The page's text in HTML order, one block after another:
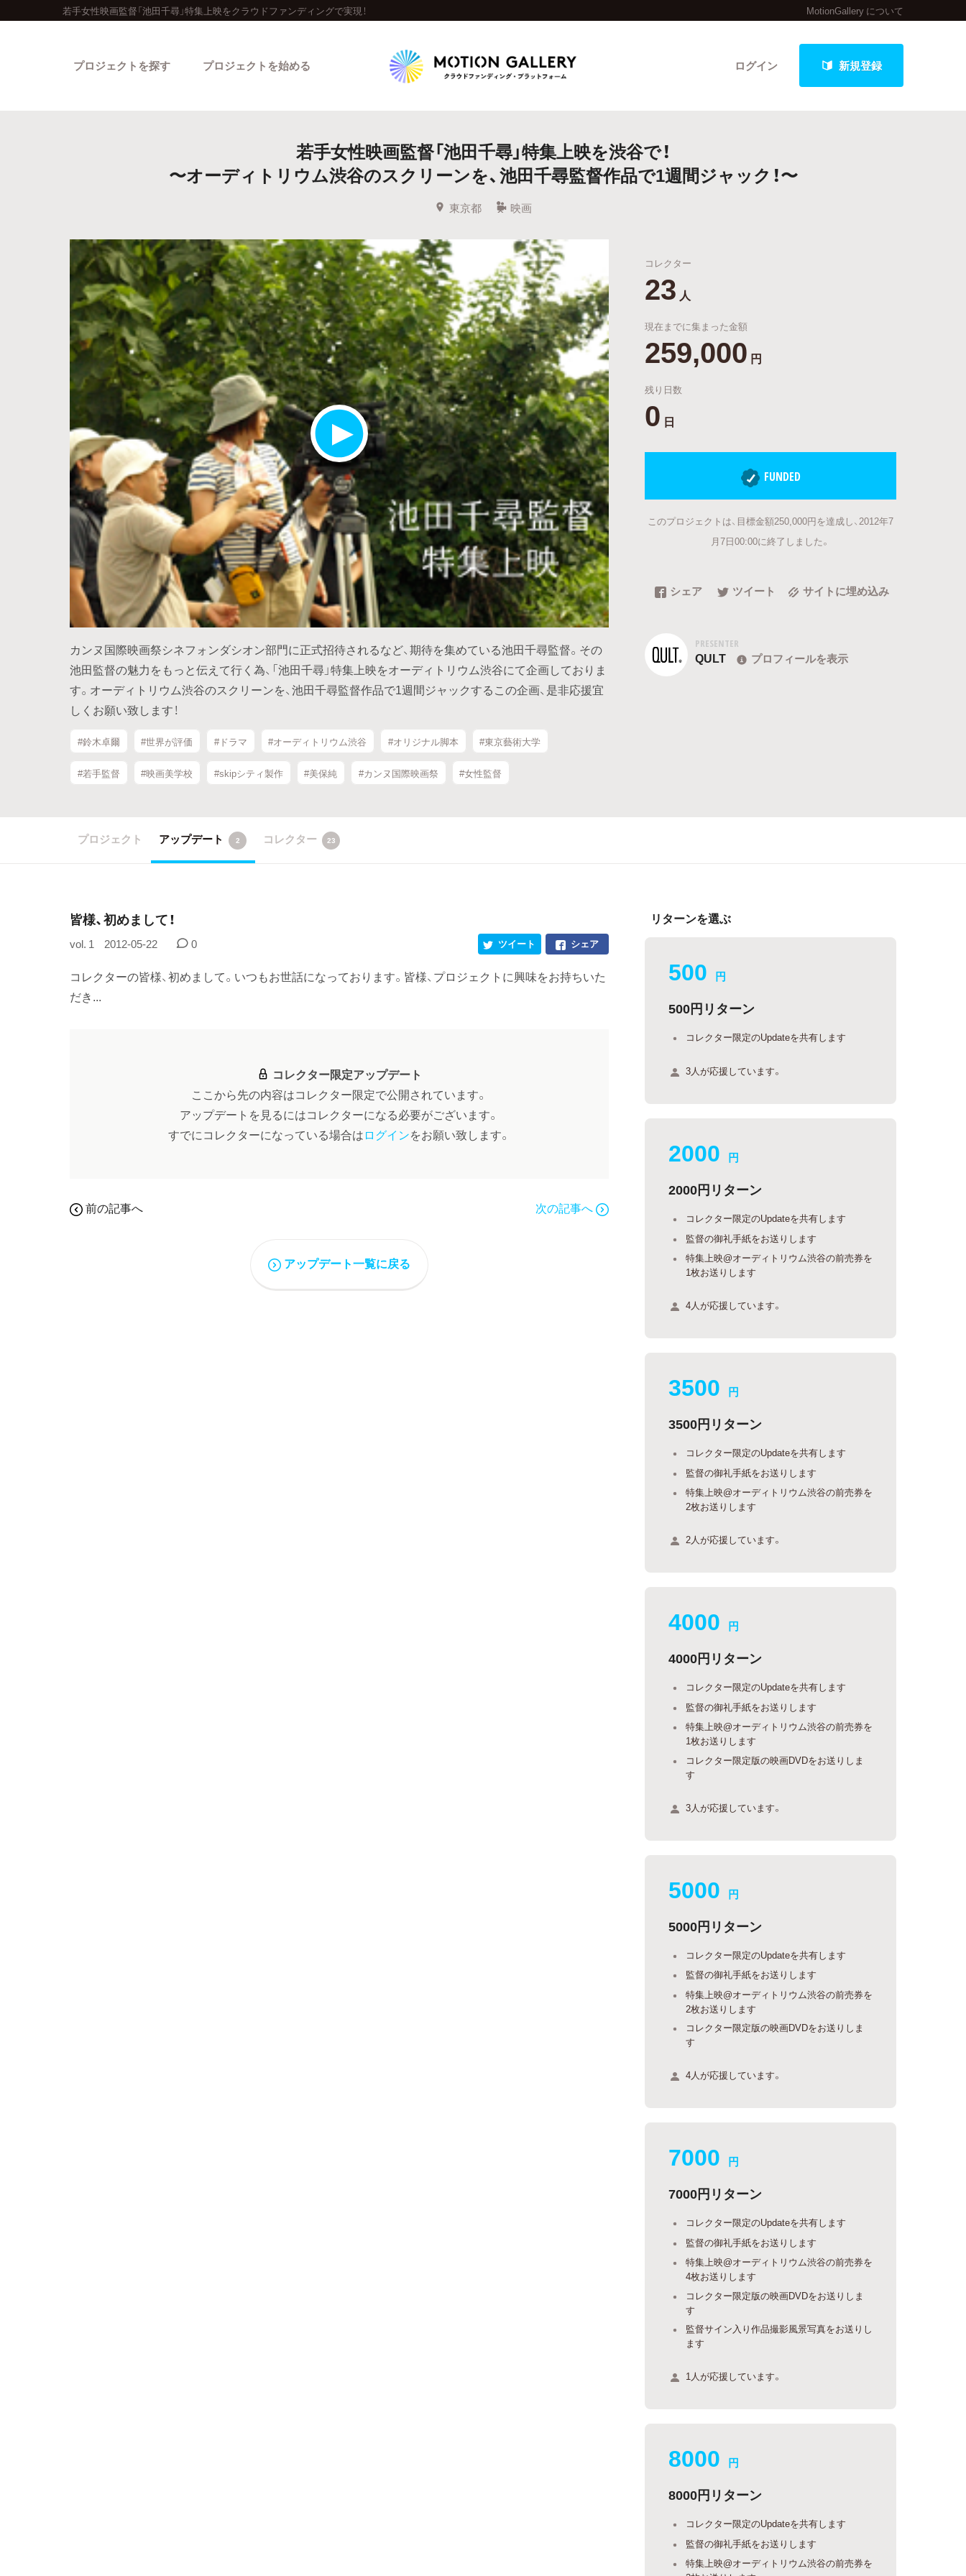
若手女性映画監督「池田千尋」特集上映をクラウドファンディングで実現！ MotionGallery について
ログイン 新規登録
プロジェクトを探す
人気のプロジェクト 新着プロジェクト 終了間近のプロジェクト
Feature
カテゴリーから探す タグから探す キュレーターから探す
Legendary
最新達成プロジェクト 調達額が大きいプロジェクト
プロジェクトを始める
若手女性映画監督「池田千尋」特集上映を渋谷で！
〜オーディトリウム渋谷のスクリーンを、池田千尋監督作品で1週間ジャック！〜
東京都 映画
カンヌ国際映画祭シネフォンダシオン部門に正式招待されるなど、期待を集めている池田千尋監督。その
池田監督の魅力をもっと伝えて行く為、「池田千尋」特集上映をオーディトリウム渋谷にて企画しておりま
す。オーディトリウム渋谷のスクリーンを、池田千尋監督作品で1週間ジャックするこの企画、是非応援宜
しくお願い致します！
#鈴木卓爾 #世界が評価 #ドラマ #オーディトリウム渋谷 #オリジナル脚本 #東京藝術大学
#若手監督 #映画美学校 #skipシティ製作 #美保純 #カンヌ国際映画祭 #女性監督
コレクター
23 人
現在までに集まった金額
259,000 円
残り日数
0 日
FUNDED
このプロジェクトは、目標金額250,000円を達成し、2012年7
月7日00:00に終了しました。
シェア ツイート サイトに埋め込み
PRESENTER
QULT プロフィールを表示
プロジェクト アップデート 2 コレクター 23
皆様、初めまして！
vol. 1 2012-05-22 0 シェア
ツイート
コレクターの皆様、初めまして。いつもお世話になっております。皆様、プロジェクトに興味をお持ちいた
だき...
コレクター限定アップデート
ここから先の内容はコレクター限定で公開されています。
アップデートを見るにはコレクターになる必要がございます。
すでにコレクターになっている場合はログインをお願い致します。
前の記事へ 次の記事へ
アップデート一覧に戻る
リターンを選ぶ
500 円
500円リターン
コレクター限定のUpdateを共有します
3人が応援しています。
2000 円
2000円リターン
コレクター限定のUpdateを共有します
監督の御礼手紙をお送りします
特集上映@オーディトリウム渋谷の前売券を
1枚お送りします
4人が応援しています。
3500 円
3500円リターン
コレクター限定のUpdateを共有します
監督の御礼手紙をお送りします
特集上映@オーディトリウム渋谷の前売券を
2枚お送りします
2人が応援しています。
4000 円
4000円リターン
コレクター限定のUpdateを共有します
監督の御礼手紙をお送りします
特集上映@オーディトリウム渋谷の前売券を
1枚お送りします
コレクター限定版の映画DVDをお送りしま
す
3人が応援しています。
5000 円
5000円リターン
コレクター限定のUpdateを共有します
監督の御礼手紙をお送りします
特集上映@オーディトリウム渋谷の前売券を
2枚お送りします
コレクター限定版の映画DVDをお送りしま
す
4人が応援しています。
7000 円
7000円リターン
コレクター限定のUpdateを共有します
監督の御礼手紙をお送りします
特集上映@オーディトリウム渋谷の前売券を
4枚お送りします
コレクター限定版の映画DVDをお送りしま
す
監督サイン入り作品撮影風景写真をお送りし
ます
1人が応援しています。
8000 円
8000円リターン
コレクター限定のUpdateを共有します
監督の御礼手紙をお送りします
特集上映@オーディトリウム渋谷の前売券を